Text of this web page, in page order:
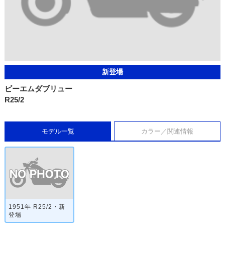
新登場
ビーエムダブリュー
R25/2
モデル一覧 カラー／関連情報
1951年 R25/2・新
登場